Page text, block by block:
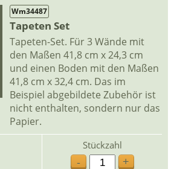
Wm34487
Tapeten Set
Tapeten-Set. Für 3 Wände mit
den Maßen 41,8 cm x 24,3 cm
und einen Boden mit den Maßen
41,8 cm x 32,4 cm. Das im
Beispiel abgebildete Zubehör ist
nicht enthalten, sondern nur das
Papier.
Stückzahl
-
+